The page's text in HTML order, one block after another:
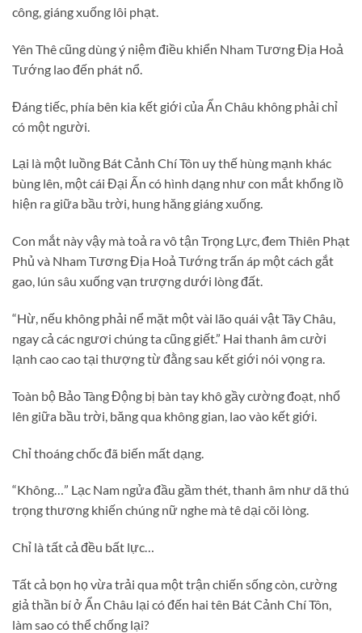
công, giáng xuống lôi phạt.
Yên Thê cũng dùng ý niệm điều khiển Nham Tương Địa Hoả
Tướng lao đến phát nổ.
Đáng tiếc, phía bên kia kết giới của Ẩn Châu không phải chỉ
có một người.
Lại là một luồng Bát Cảnh Chí Tôn uy thế hùng mạnh khác
bùng lên, một cái Đại Ấn có hình dạng như con mắt khổng lồ
hiện ra giữa bầu trời, hung hăng giáng xuống.
Con mắt này vậy mà toả ra vô tận Trọng Lực, đem Thiên Phạt
Phủ và Nham Tương Địa Hoả Tướng trấn áp một cách gắt
gao, lún sâu xuống vạn trượng dưới lòng đất.
“Hừ, nếu không phải nể mặt một vài lão quái vật Tây Châu,
ngay cả các ngươi chúng ta cũng giết.” Hai thanh âm cười
lạnh cao cao tại thượng từ đằng sau kết giới nói vọng ra.
Toàn bộ Bảo Tàng Động bị bàn tay khô gầy cường đoạt, nhổ
lên giữa bầu trời, băng qua không gian, lao vào kết giới.
Chỉ thoáng chốc đã biến mất dạng.
“Không…” Lạc Nam ngửa đầu gầm thét, thanh âm như dã thú
trọng thương khiến chúng nữ nghe mà tê dại cõi lòng.
Chỉ là tất cả đều bất lực…
Tất cả bọn họ vừa trải qua một trận chiến sống còn, cường
giả thần bí ở Ẩn Châu lại có đến hai tên Bát Cảnh Chí Tôn,
làm sao có thể chống lại?